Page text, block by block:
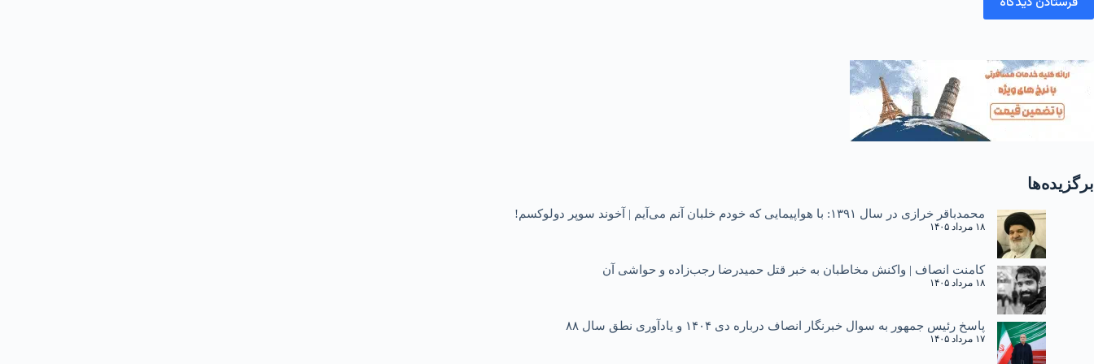
برگزیده‌ها
محمدباقر خرازی در سال ۱۳۹۱: با هواپیمایی که خودم خلبان آنم می‌آیم | آخوند سوپر دولوکسم!
۱۸ مرداد ۱۴۰۵
کامنت انصاف | واکنش مخاطبان به خبر قتل حمیدرضا رجب‌زاده و حواشی آن
۱۸ مرداد ۱۴۰۵
پاسخ رئیس جمهور به سوال خبرنگار انصاف درباره دی ۱۴۰۴ و یادآوری نطق سال ۸۸
۱۷ مرداد ۱۴۰۵